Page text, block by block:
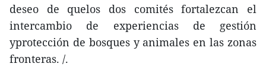
deseo de quelos dos comités fortalezcan el
intercambio de experiencias de gestión
yprotección de bosques y animales en las zonas
fronteras. /.